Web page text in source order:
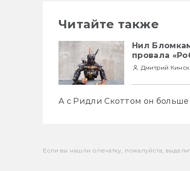
Читайте также
Нил
провала
Дмитрий
А с Ридли Скоттом он больше
Если вы нашли опечатку, пожалуйста,